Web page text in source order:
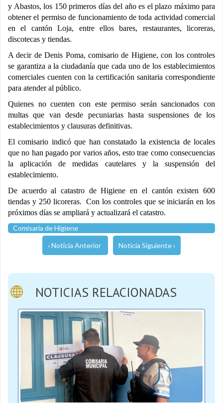
y Abastos, los 150 primeros días del año es el plazo máximo para
obtener el permiso de funcionamiento de toda actividad comercial
en el cantón Loja, entre ellos bares, restaurantes, licoreras,
discotecas y tiendas.
A decir de Denis Poma, comisario de Higiene, con los controles
se garantiza a la ciudadanía que cada uno de los establecimientos
comerciales cuenten con la certificación sanitaria correspondiente
para atender al público.
Quienes no cuenten con este permiso serán sancionados con
multas que van desde pecuniarias hasta suspensiones de los
establecimientos y clausuras definitivas.
El comisario indicó que han constatado la existencia de locales
que no han pagado por varios años, esto trae como consecuencias
la aplicación de medidas cautelares y la suspensión del
establecimiento.
De acuerdo al catastro de Higiene en el cantón existen 600
tiendas y 250 licoreras. Con los controles que se iniciarán en los
próximos días se ampliará y actualizará el catastro.
Comisaria de Higiene
‹ Noticia Anterior Noticia Siguiente ›
NOTICIAS RELACIONADAS